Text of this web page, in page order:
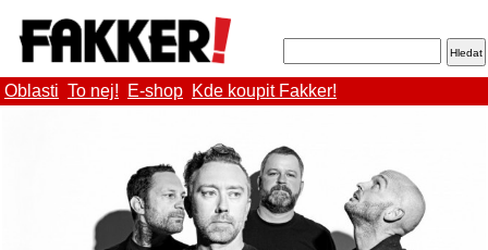
Oblasti To nej! E-shop Kde koupit Fakker!